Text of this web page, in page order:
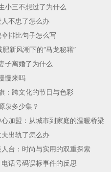
小三不想过了为什么
不忠了怎么办
排比句子怎么写
新风潮下的“马龙秘籍”
子离婚了为什么
慢来吗
：跨文化的节日与色彩
泉多少集？
加盟：从城市到家庭的温暖桥梁
出轨了怎么办
台：时尚与实用的双重探索
话号码误标事件的反思